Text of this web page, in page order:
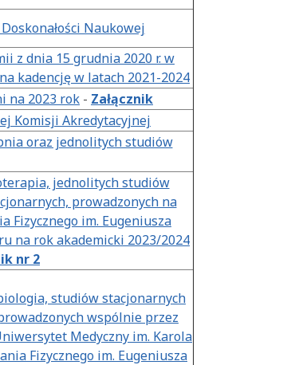
Naukowej
z dnia 15 grudnia 2020 r. w
kadencję w latach 2021-2024
na 2023 rok - Załącznik
Komisji Akredytacyjnej
oraz jednolitych studiów
jednolitych studiów
prowadzonych na
Fizycznego im. Eugeniusza
na rok akademicki 2023/2024
nr 2
studiów stacjonarnych
wspólnie przez
Medyczny im. Karola
Fizycznego im. Eugeniusza